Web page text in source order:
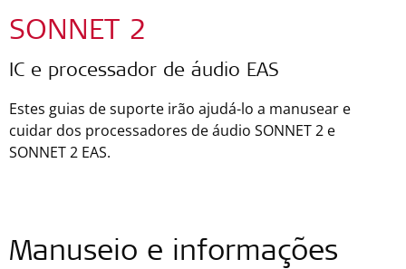
SONNET 2
IC e processador de áudio EAS
Estes guias de suporte irão ajudá-lo a manusear e
cuidar dos processadores de áudio SONNET 2 e
SONNET 2 EAS.
Manuseio e informações